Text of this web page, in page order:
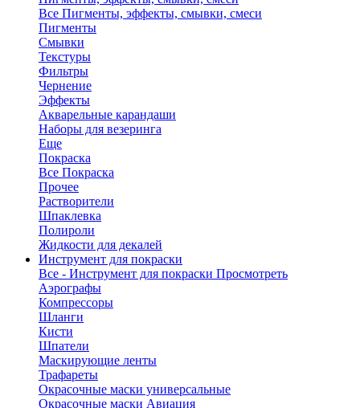
Все Пигменты, эффекты, смывки, смеси
Пигменты
Смывки
Текстуры
Фильтры
Чернение
Эффекты
Акварельные карандаши
Наборы для везеринга
Еще
Покраска
Все Покраска
Прочее
Растворители
Шпаклевка
Полироли
Жидкости для декалей
Инструмент для покраски
Все - Инструмент для покраски Просмотреть
Аэрографы
Компрессоры
Шланги
Кисти
Шпатели
Маскирующие ленты
Трафареты
Окрасочные маски универсальные
Окрасочные маски Авиация